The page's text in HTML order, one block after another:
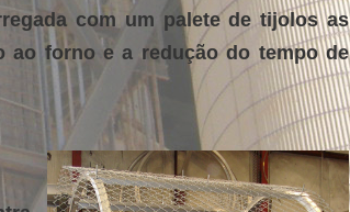
com um palete de tijolos as
ao forno e a redução do tempo de